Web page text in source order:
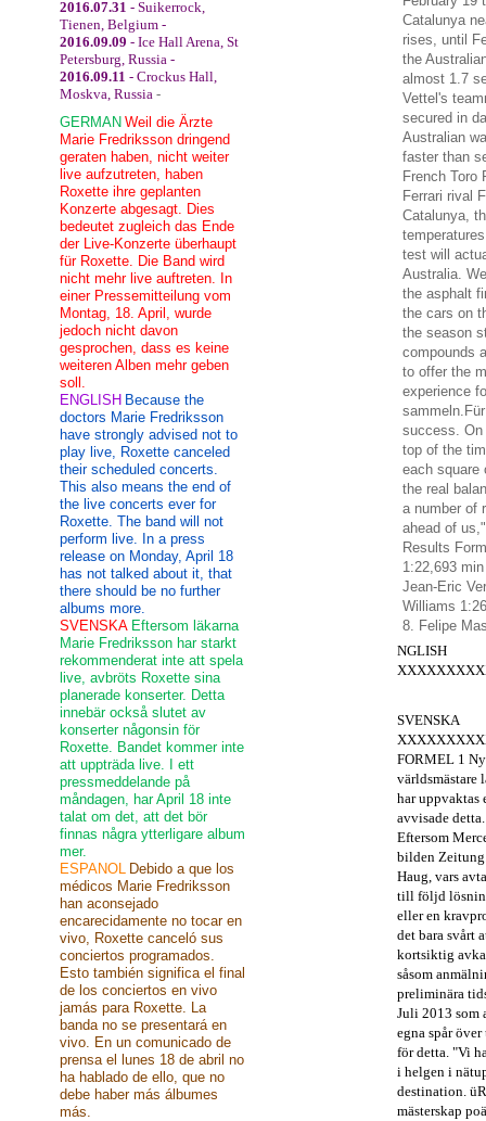
Catalunya
rises, until
the
almost 1.7
Vettel's
secured in
Australian
faster than
French Toro
Ferrari rival
Catalunya,
temperatures
test will
Australia.
the asphalt
the cars on
the season
compounds
to offer the
experience
success. On
top of the
each square
the real
a number of
ahead of us,"
Results
1:22,693
Jean-Eric
Williams
8. Felipe
NGLISH
SVENSKA
FORMEL 1
världsmästare
har uppvaktas
avvisade detta.
Eftersom
bilden
Haug, vars
till följd
eller en
det bara svårt
kortsiktig
såsom
preliminära
Juli 2013 som
egna spår
för detta. "Vi
i helgen i
destination.
mästerskap
2016.07.31 - Suikerrock,
Tienen, Belgium -
2016.09.09 - Ice Hall Arena, St
Petersburg, Russia -
2016.09.11 - Crockus Hall,
Moskva, Russia -
GERMAN Weil die Ärzte
Marie Fredriksson dringend
geraten haben, nicht weiter
live aufzutreten, haben
Roxette ihre geplanten
Konzerte abgesagt. Dies
bedeutet zugleich das Ende
der Live-Konzerte überhaupt
für Roxette. Die Band wird
nicht mehr live auftreten. In
einer Pressemitteilung vom
Montag, 18. April, wurde
jedoch nicht davon
gesprochen, dass es keine
weiteren Alben mehr geben
soll.
ENGLISH Because the
doctors Marie Fredriksson
have strongly advised not to
play live, Roxette canceled
their scheduled concerts.
This also means the end of
the live concerts ever for
Roxette. The band will not
perform live. In a press
release on Monday, April 18
has not talked about it, that
there should be no further
albums more.
SVENSKA Eftersom läkarna
Marie Fredriksson har starkt
rekommenderat inte att spela
live, avbröts Roxette sina
planerade konserter. Detta
innebär också slutet av
konserter någonsin för
Roxette. Bandet kommer inte
att uppträda live. I ett
pressmeddelande på
måndagen, har April 18 inte
talat om det, att det bör
finnas några ytterligare album
mer.
ESPANOL Debido a que los
médicos Marie Fredriksson
han aconsejado
encarecidamente no tocar en
vivo, Roxette canceló sus
conciertos programados.
Esto también significa el final
de los conciertos en vivo
jamás para Roxette. La
banda no se presentará en
vivo. En un comunicado de
prensa el lunes 18 de abril no
ha hablado de ello, que no
debe haber más álbumes
más.